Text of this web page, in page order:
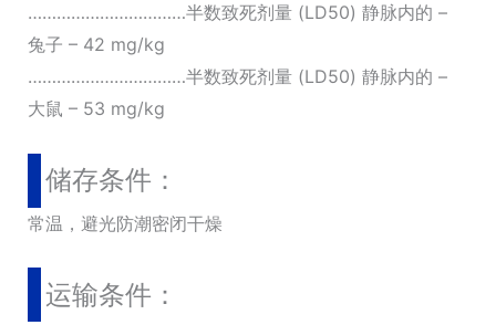
……………………………半数致死剂量 (LD50) 静脉内的 –
兔子 – 42 mg/kg
……………………………半数致死剂量 (LD50) 静脉内的 –
大鼠 – 53 mg/kg
储存条件：
常温，避光防潮密闭干燥
运输条件：